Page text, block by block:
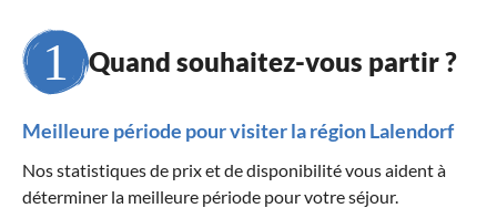
Quand souhaitez-vous partir ?
Meilleure période pour visiter la région Lalendorf
Nos statistiques de prix et de disponibilité vous aident à
déterminer la meilleure période pour votre séjour.